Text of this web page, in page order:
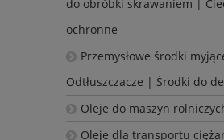
do obróbki skrawaniem |
ochronne
Przemysłowe środki
Odtłuszczacze | Środki do
Oleje do maszyn
Oleje dla transportu